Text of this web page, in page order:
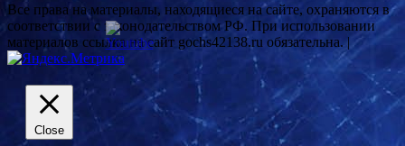
Все права на материалы, находящиеся на сайте, охраняются в
соответствии с законодательством РФ. При использовании
материалов ссылка на сайт gochs42138.ru обязательна. |
Close